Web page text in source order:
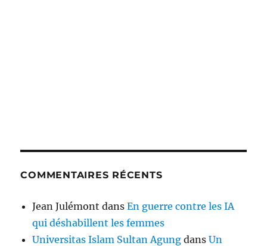
COMMENTAIRES RÉCENTS
Jean Julémont dansEn guerre contre les IA
qui déshabillent les femmes
Universitas Islam Sultan Agung dansUn